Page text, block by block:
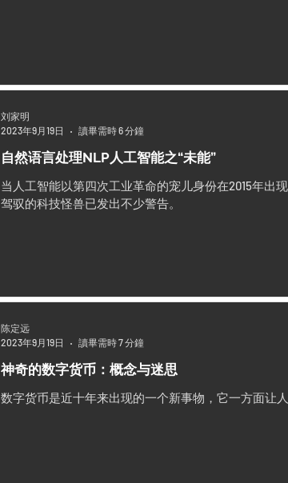
自然语言处理NLP人工智能之“未能”
当人工智能以第四次工业革命的宠儿身份在2015年出
驾驭的科技怪兽已发出不少警告。
刘家明
2023年9月19日
讀畢需時 6 分鐘
神奇的数字货币：概念与迷思
数字货币是近十年来出现的一个新事物，它一方面让
陈定远
2023年9月19日
讀畢需時 7 分鐘